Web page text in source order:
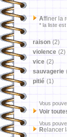
Affiner la
* la liste est
raison (2)
violence (2)
vice (2)
sauvagerie
pitié (1)
Vous
Voir
Vous
Relancer